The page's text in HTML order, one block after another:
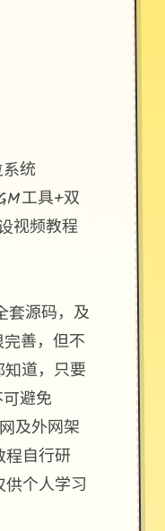
统
工具+双
视频教程
套源码，及
善，但不
道，只要
避免
及外网架
自行研
个人学习